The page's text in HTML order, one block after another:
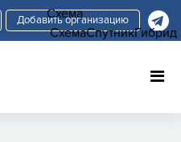
Добавить организацию
Схема
СхемаСпутникГибрид